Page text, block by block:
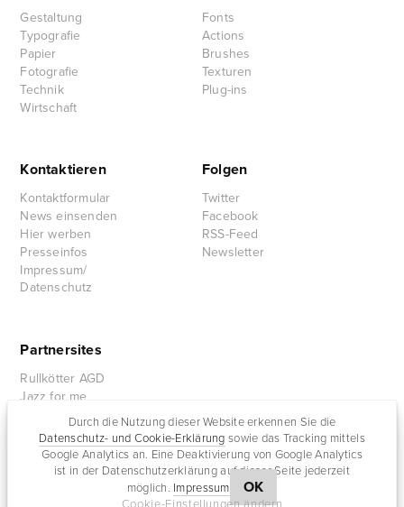
Durch die Nutzung dieser Website erkennen Sie die
Datenschutz- und Cookie-Erklärung sowie das Tracking mittels
Google Analytics an. Eine Deaktivierung von Google Analytics
ist in der Datenschutzerklärung auf dieser Seite jederzeit
möglich. Impressum OK
Gestaltung
Typografie
Papier
Fotografie
Technik
Wirtschaft
Fonts
Actions
Brushes
Texturen
Plug-ins
Kontaktieren
Kontaktformular
News einsenden
Hier werben
Presseinfos
Impressum/
Datenschutz
Folgen
Twitter
Facebook
RSS-Feed
Newsletter
Partnersites
Rullkötter AGD
Jazz for me